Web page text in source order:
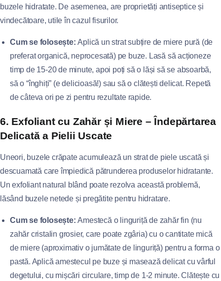
buzele hidratate. De asemenea, are proprietăți antiseptice și
vindecătoare, utile în cazul fisurilor.
Cum se folosește: Aplică un strat subțire de miere pură (de
preferat organică, neprocesată) pe buze. Lasă să acționeze
timp de 15-20 de minute, apoi poți să o lăși să se absoarbă,
să o “înghiți” (e delicioasă!) sau să o clătești delicat. Repetă
de câteva ori pe zi pentru rezultate rapide.
6. Exfoliant cu Zahăr și Miere – Îndepărtarea
Delicată a Pielii Uscate
Uneori, buzele crăpate acumulează un strat de piele uscată și
descuamată care împiedică pătrunderea produselor hidratante.
Un exfoliant natural blând poate rezolva această problemă,
lăsând buzele netede și pregătite pentru hidratare.
Cum se folosește: Amestecă o linguriță de zahăr fin (nu
zahăr cristalin grosier, care poate zgâria) cu o cantitate mică
de miere (aproximativ o jumătate de linguriță) pentru a forma o
pastă. Aplică amestecul pe buze și masează delicat cu vârful
degetului, cu mișcări circulare, timp de 1-2 minute. Clătește cu